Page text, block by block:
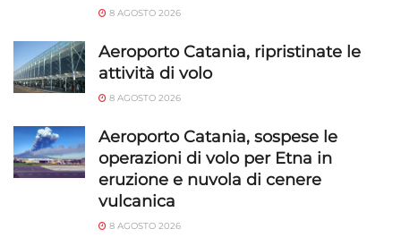
8 AGOSTO 2026
Aeroporto Catania, ripristinate le
attività di volo
8 AGOSTO 2026
Aeroporto Catania, sospese le
operazioni di volo per Etna in
eruzione e nuvola di cenere
vulcanica
8 AGOSTO 2026